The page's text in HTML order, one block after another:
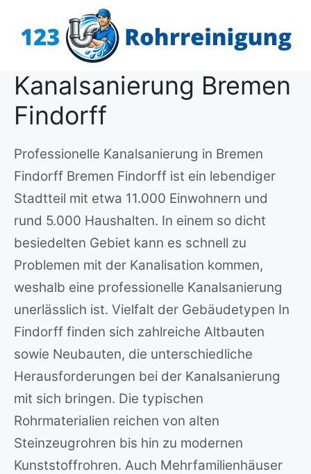
Inhalt
Kanalsanierung Bremen
Findorff
Professionelle Kanalsanierung in Bremen
Findorff Bremen Findorff ist ein lebendiger
Stadtteil mit etwa 11.000 Einwohnern und
rund 5.000 Haushalten. In einem so dicht
besiedelten Gebiet kann es schnell zu
Problemen mit der Kanalisation kommen,
weshalb eine professionelle Kanalsanierung
unerlässlich ist. Vielfalt der Gebäudetypen In
Findorff finden sich zahlreiche Altbauten
sowie Neubauten, die unterschiedliche
Herausforderungen bei der Kanalsanierung
mit sich bringen. Die typischen
Rohrmaterialien reichen von alten
Steinzeugrohren bis hin zu modernen
Kunststoffrohren. Auch Mehrfamilienhäuser